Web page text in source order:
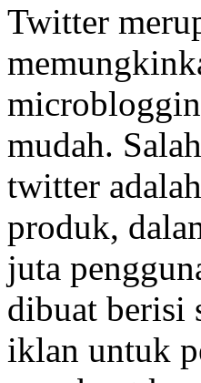
Twitter
mudah.
twitter
produk,
juta
dibuat berisi
iklan untuk